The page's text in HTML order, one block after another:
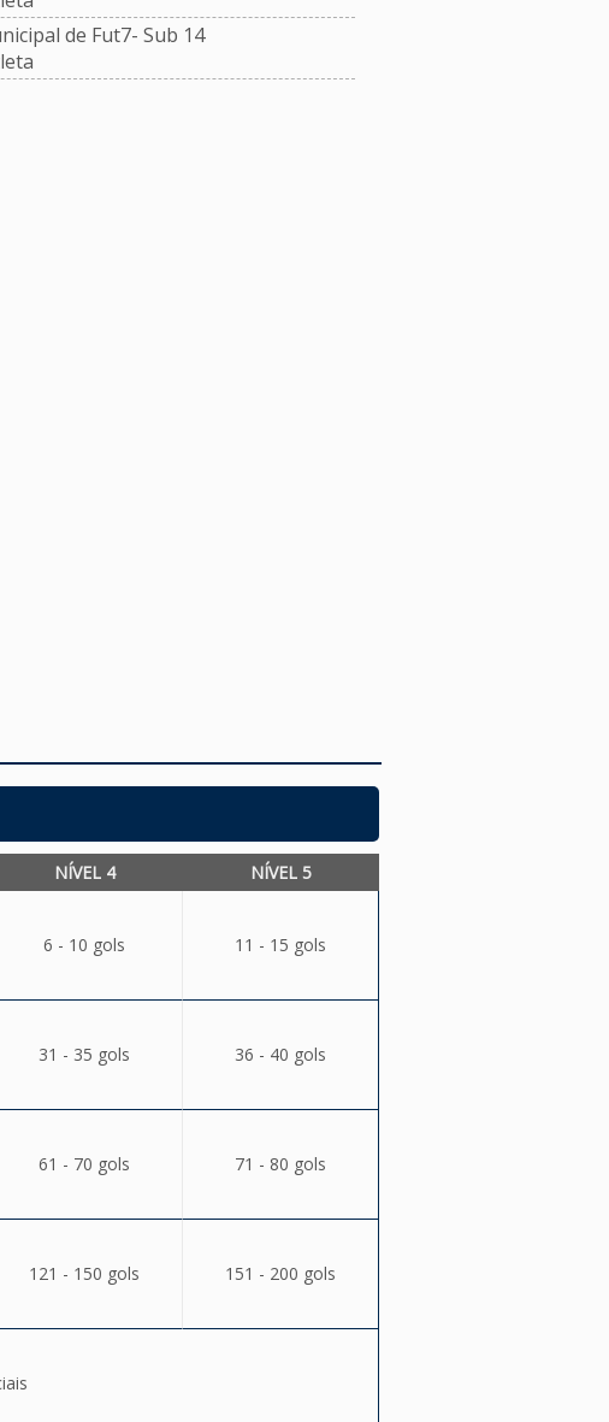
de Fut7- Sub 14
NÍVEL 4 NÍVEL 5
6 - 10 gols 11 - 15 gols
31 - 35 gols 36 - 40 gols
61 - 70 gols 71 - 80 gols
121 - 150 gols 151 - 200 gols